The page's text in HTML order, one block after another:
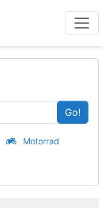
Go!
Motorrad